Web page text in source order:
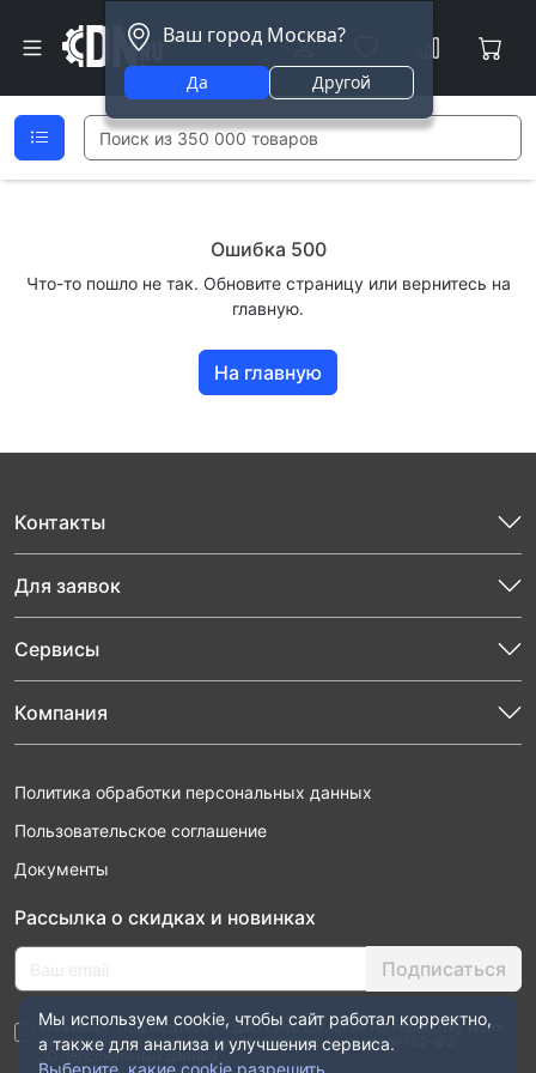
Ваш город Москва?
Да Другой
Ошибка 500
Что-то пошло не так. Обновите страницу или вернитесь на
главную.
На главную
Контакты
Для заявок
Сервисы
Компания
Политика обработки персональных данных
Пользовательское соглашение
Документы
Рассылка о скидках и новинках
Подписаться
Нажимая “Подписаться”, я даю свое согласие на обработку моих
персональных данных в соответствии с законом №152-ФЗ
“О персональных данных”
Мы используем cookie, чтобы сайт работал корректно,
а также для анализа и улучшения сервиса.
Выберите, какие cookie разрешить